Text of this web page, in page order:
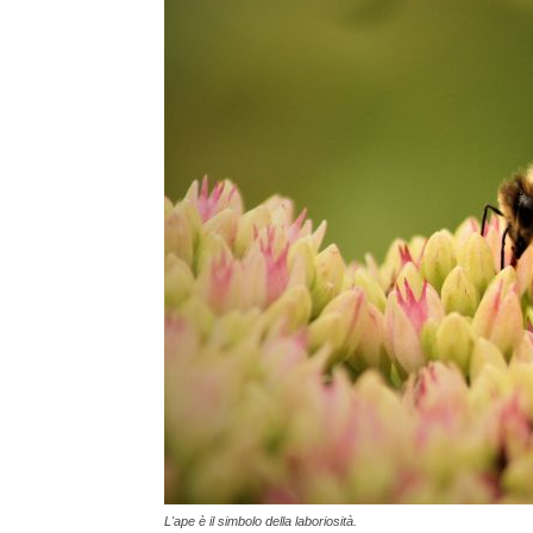
L'ape è il simbolo della laboriosità.